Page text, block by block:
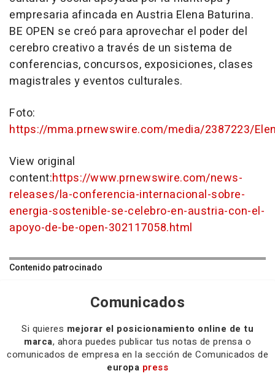
empresaria afincada en Austria Elena Baturina.
BE OPEN se creó para aprovechar el poder del
cerebro creativo a través de un sistema de
conferencias, concursos, exposiciones, clases
magistrales y eventos culturales.
Foto:
https://mma.prnewswire.com/media/2387223/
View original
content:https://www.prnewswire.com/news-
releases/la-conferencia-internacional-sobre-
energia-sostenible-se-celebro-en-austria-con-el-
apoyo-de-be-open-302117058.html
Contenido patrocinado
Comunicados
Si quieres mejorar el posicionamiento online de tu
marca, ahora puedes publicar tus notas de prensa o
comunicados de empresa en la sección de Comunicados de
europa press